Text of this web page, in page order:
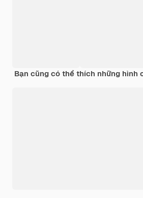
Bạn cũng có thể thích những hình